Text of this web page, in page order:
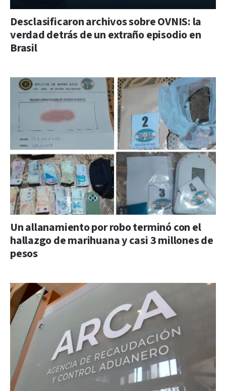
Desclasificaron archivos sobre OVNIS: la
verdad detrás de un extraño episodio en
Brasil
Un allanamiento por robo terminó con el
hallazgo de marihuana y casi 3 millones de
pesos